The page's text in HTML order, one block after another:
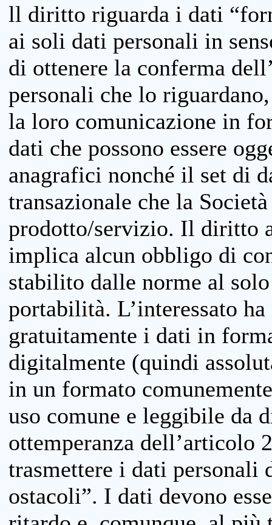
ll diritto riguarda i dati
ai soli dati personali in
di ottenere la conferma
personali che lo
la loro comunicazione in
dati che possono essere
anagrafici nonché il set di
transazionale che la
prodotto/servizio. Il diritto
implica alcun obbligo di
stabilito dalle norme al
portabilità. L’interessato
gratuitamente i dati in
digitalmente (quindi
in un formato
uso comune e leggibile da
ottemperanza dell’articolo
trasmettere i dati personali
ostacoli”. I dati devono